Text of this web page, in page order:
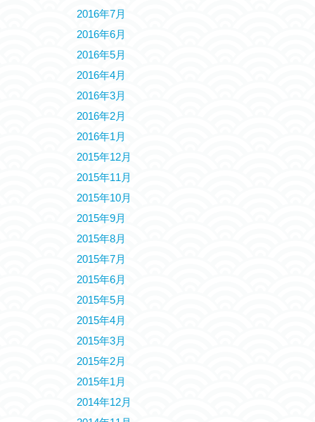
2016年7月
2016年6月
2016年5月
2016年4月
2016年3月
2016年2月
2016年1月
2015年12月
2015年11月
2015年10月
2015年9月
2015年8月
2015年7月
2015年6月
2015年5月
2015年4月
2015年3月
2015年2月
2015年1月
2014年12月